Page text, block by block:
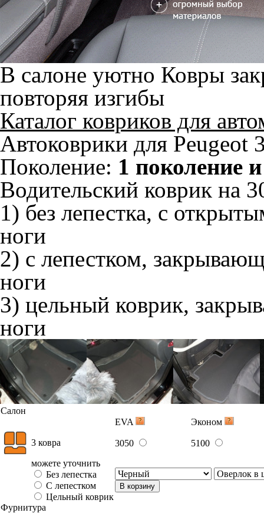
В салоне уютно Ковры
повторяя изгибы
Каталог ковриков для
Автоковрики для Peugeot
Поколение: 1 поколение
Водительский коврик на
1) без лепестка, с
ноги
2) с лепестком,
ноги
3) цельный коврик,
ноги
Салон
EVA
Эконом
3 ковра 3050
5100
можете уточнить
Без лепестка
С лепестком
Цельный коврик
В корзину
Фурнитура